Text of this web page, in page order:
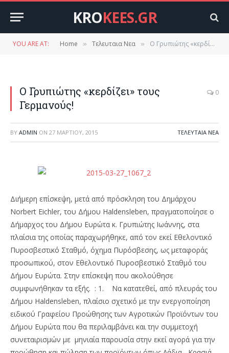
KROKEES.GR
YOU ARE AT: Home » Τελευταια Νεα » Ο Γρυπιώτης «κερδίζει» τους Γερμανούς!
Ο Γρυπιώτης «κερδίζει» τους
Γερμανούς!
0
BY ADMIN ON 27 ΜΑΡΤΊΟΥ, 2015 ΤΕΛΕΥΤΑΙΑ ΝΕΑ
Διήμερη επίσκεψη, μετά από πρόσκληση του Δημάρχου
Norbert Eichler, του Δήμου Haldensleben, πραγματοποίησε ο
Δήμαρχος του Δήμου Ευρώτα κ. Γρυπιώτης Ιωάννης, στα
πλαίσια της οποίας παραχωρήθηκε, από τον εκεί Εθελοντικό
Πυροσβεστικό Σταθμό, όχημα Πυρόσβεσης, ως μεταφοράς
προσωπικού, στον Εθελοντικό Πυροσβεστικό Σταθμό του
Δήμου Ευρώτα. Στην επίσκεψη που ακολούθησε
συμφωνήθηκαν τα εξής. : 1. Να κατατεθεί, από πλευράς του
Δήμου Haldensleben, πλαίσιο σχετικό με την ενεργοποίηση
ειδικού Γραφείου Προώθησης των Αγροτικών Προϊόντων του
Δήμου Ευρώτα που θα περιλαμβάνει και την συμμετοχή
συνεταιρισμών με μηνιαία παρουσία στην εκεί αγορά για την